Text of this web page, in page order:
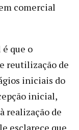
comercial
que o
reutilização de
iniciais do
inicial,
realização de
esclarece que